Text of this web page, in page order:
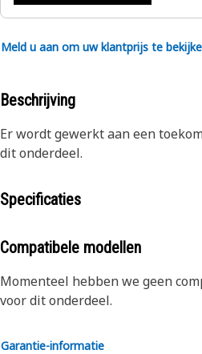
Meld u aan om uw klantprijs te
Beschrijving
Er wordt gewerkt aan een
dit onderdeel.
Specificaties
Compatibele modellen
Momenteel hebben we geen
voor dit onderdeel.
Garantie-informatie